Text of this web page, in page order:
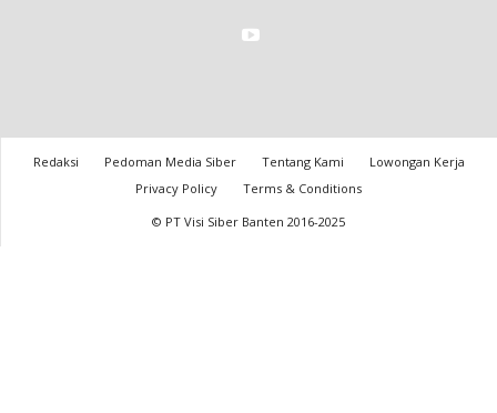
Redaksi Pedoman Media Siber Tentang Kami
Lowongan Kerja
Privacy Policy
Terms & Conditions
© PT Visi Siber Banten 2016-2025